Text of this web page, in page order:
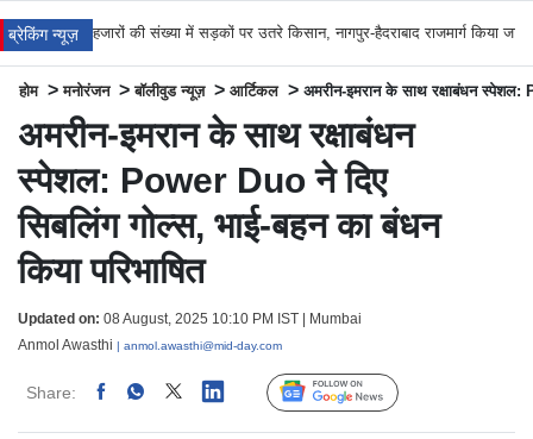
ब्रेकिंग न्यूज़
की संख्या में सड़कों पर उतरे किसान, नागपुर-हैदराबाद राजमार्ग किया जाम, बच्चू कडू बोले `अब
होम >मनोरंजन >बॉलीवुड न्यूज़ > आर्टिकल > अमरीन-इमरान के साथ रक्षाबंधन स्पेशल:
अमरीन-इमरान के साथ रक्षाबंधन
स्पेशल: Power Duo ने दिए
सिबलिंग गोल्स, भाई-बहन का बंधन
किया परिभाषित
Updated on: 08 August, 2025 10:10 PM IST | Mumbai
Anmol Awasthi | anmol.awasthi@mid-day.com
Share: Linked Follow Us